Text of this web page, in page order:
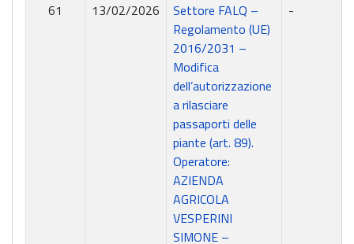
61 13/02/2026
Settore FALQ –
Regolamento (UE)
2016/2031 –
Modifica
dell’autorizzazione
a rilasciare
passaporti delle
piante (art. 89).
Operatore:
AZIENDA
AGRICOLA
VESPERINI
SIMONE –
-